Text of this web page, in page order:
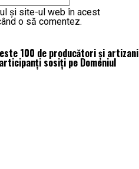
și site-ul web în acest
o să comentez.
100 de producători și artizani
sosiți pe Domeniul